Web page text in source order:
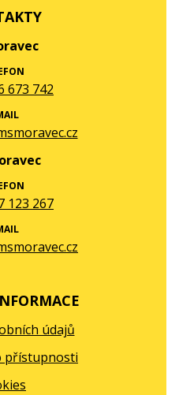
673 742
123 267
údajů
přístupnosti